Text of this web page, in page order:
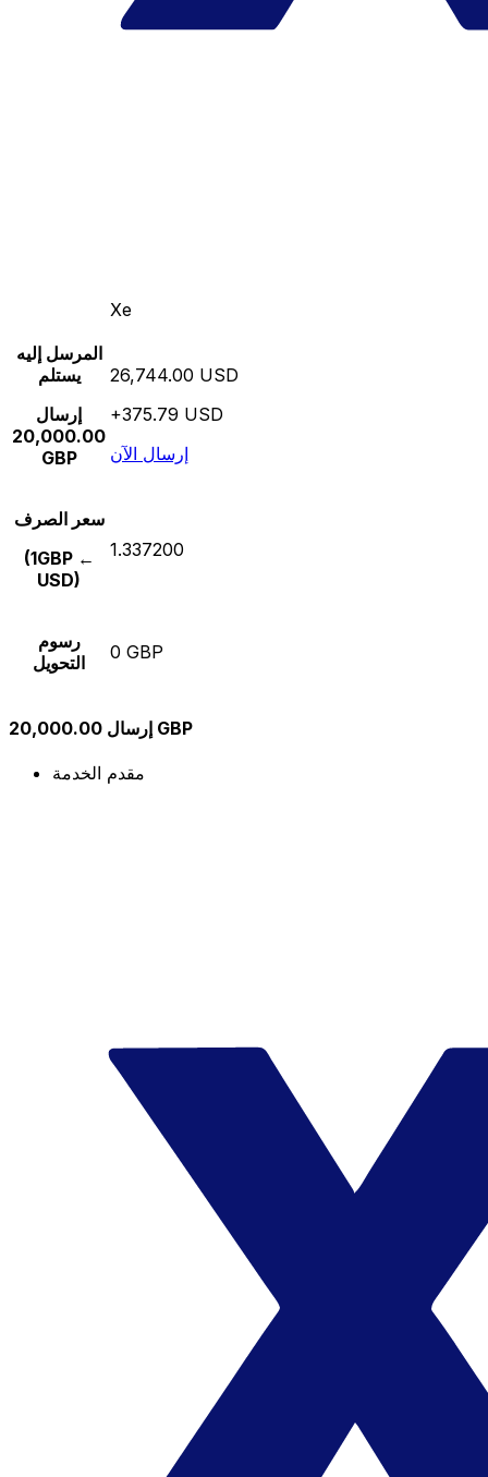
Xe
المرسل إليه
يستلم
إرسال
20,000.00
GBP
26,744.00 USD
+375.79 USD
إرسال الآن
سعر الصرف
(1GBP ←
USD)
1.337200
رسوم
التحويل
0 GBP
إرسال 20,000.00 GBP
مقدم الخدمة